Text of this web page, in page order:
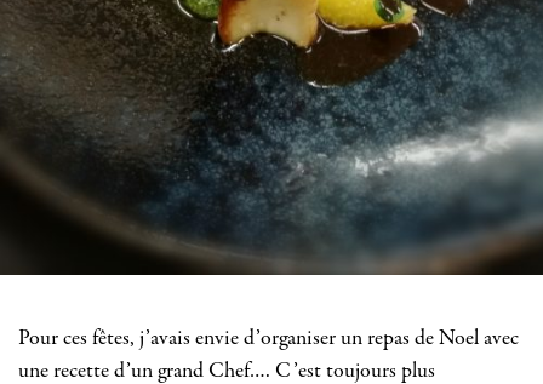
Pour ces fêtes, j’avais envie d’organiser un repas de Noel avec
une recette d’un grand Chef…. C’est toujours plus